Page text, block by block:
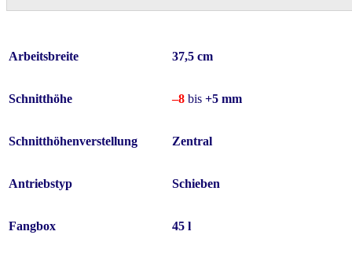
Arbeitsbreite 37,5 cm
Schnitthöhe –8 bis +5 mm
Schnitthöhenverstellung Zentral
Antriebstyp Schieben
Fangbox 45 l